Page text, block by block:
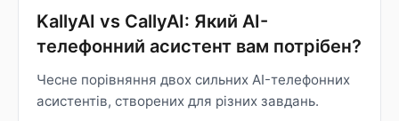
KallyAI vs CallyAI: Який AI-
телефонний асистент вам потрібен?
Чесне порівняння двох сильних AI-телефонних
асистентів, створених для різних завдань.